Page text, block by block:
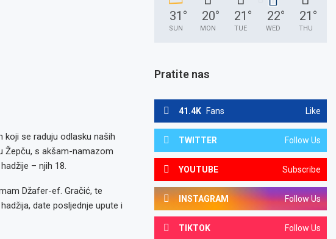
koji se raduju odlasku naših
Žepču, s akšam-namazom
– njih 18.
Džafer-ef. Gračić, te
date posljednje upute i
31 °
SUN
20°
MON
21 °
TUE
22°
WED
21 °
THU
Pratite nas
41.4K Fans Like
TWITTER Follow Us
YOUTUBE Subscribe
INSTAGRAM Follow Us
TIKTOK Follow Us